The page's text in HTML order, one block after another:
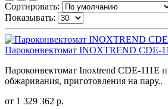
Сортировать:
Показывать:
Пароконвектомат INOXTREND CDE-
Пароконвектомат Inoxtrend CDE-111E
обжаривания, приготовления на пару..
от 1 329 362 р.